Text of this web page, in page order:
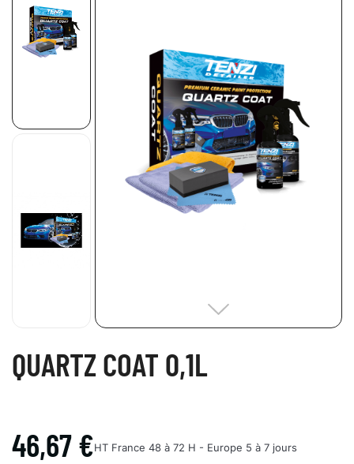
QUARTZ COAT 0,1L
46,67 €HT France 48 à 72 H - Europe 5 à 7 jours